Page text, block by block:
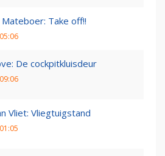
Take off!!
De cockpitkluisdeur
Vliet: Vliegtuigstand